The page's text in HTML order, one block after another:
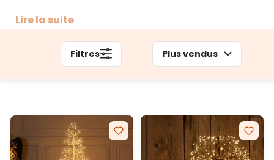
extrémités des branches, cette collection crée un
La flexibilité des branches permet de modeler
chaque pièce selon vos préférences, tandis que la
festive ou une touche décorative quotidienne,
RICCO s'adapte parfaitement à tous les
environnements et occasions, transformant les
Lire la suite
Filtres Plus vendus